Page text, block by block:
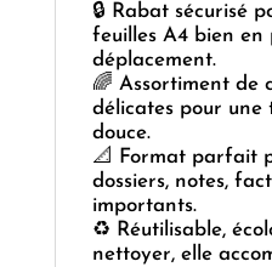
🔒 Rabat sécurisé
feuilles A4 bien en
déplacement.
🌈 Assortiment de
délicates pour une
douce.
📐 Format parfait
dossiers, notes,
importants.
♻️ Réutilisable,
nettoyer, elle